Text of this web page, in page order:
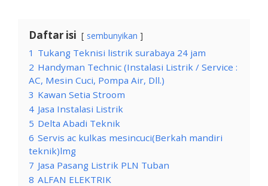
Daftar isi sembunyikan
1 Tukang Teknisi listrik surabaya 24 jam
2 Handyman Technic (Instalasi Listrik / Service :
AC, Mesin Cuci, Pompa Air, Dll.)
3 Kawan Setia Stroom
4 Jasa Instalasi Listrik
5 Delta Abadi Teknik
6 Servis ac kulkas mesincuci(Berkah mandiri
teknik)lmg
7 Jasa Pasang Listrik PLN Tuban
8 ALFAN ELEKTRIK